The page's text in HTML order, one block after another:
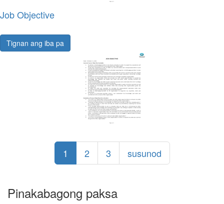
Job Objective
Tignan ang iba pa
1 2 3 susunod
Pinakabagong paksa